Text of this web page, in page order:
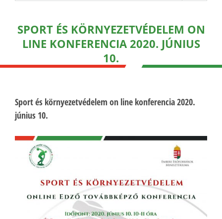
SPORT ÉS KÖRNYEZETVÉDELEM ON
LINE KONFERENCIA 2020. JÚNIUS
10.
Sport és környezetvédelem on line konferencia 2020.
június 10.